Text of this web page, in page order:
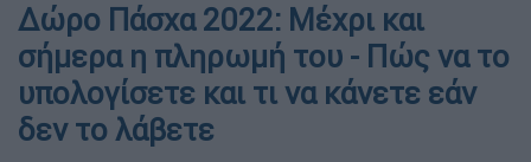
Δώρο Πάσχα 2022: Μέχρι και
σήμερα η πληρωμή του - Πώς να το
υπολογίσετε και τι να κάνετε εάν
δεν το λάβετε